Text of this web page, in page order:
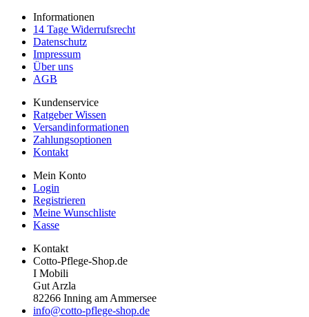
Informationen
14 Tage Widerrufsrecht
Datenschutz
Impressum
Über uns
AGB
Kundenservice
Ratgeber Wissen
Versandinformationen
Zahlungsoptionen
Kontakt
Mein Konto
Login
Registrieren
Meine Wunschliste
Kasse
Kontakt
Cotto-Pflege-Shop.de
I Mobili
Gut Arzla
82266 Inning am Ammersee
info@cotto-pflege-shop.de